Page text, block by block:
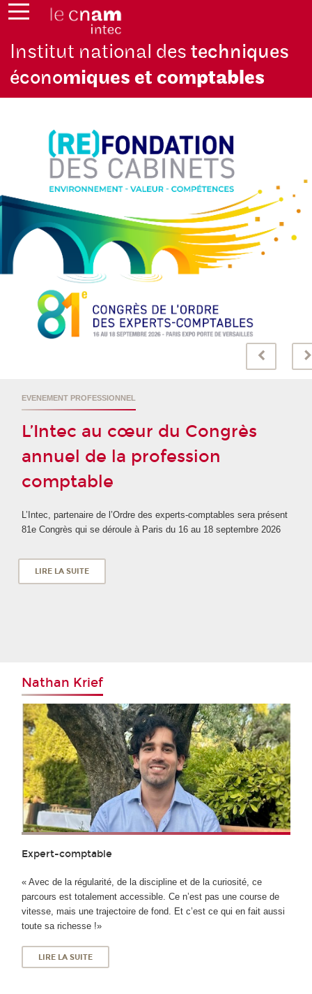
Institut national destechniques
économiques et comptables
EVENEMENT PROFESSIONNEL
L’Intec au cœur du Congrès
annuel de la profession
comptable
L’Intec, partenaire de l’Ordre des experts-comptables sera présent
81e Congrès qui se déroule à Paris du 16 au 18 septembre 2026
LIRE LA SUITE
Nathan Krief
Expert-comptable
« Avec de la régularité, de la discipline et de la curiosité, ce
parcours est totalement accessible. Ce n’est pas une course de
vitesse, mais une trajectoire de fond. Et c’est ce qui en fait aussi
toute sa richesse !»
LIRE LA SUITE